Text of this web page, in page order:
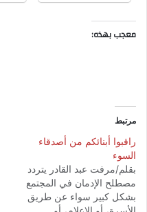
معجب بهذه:
مرتبط
راقبوا أبنائكم من أصدقاء
السوء
بقلم/مرفت عبد القادر يتردد
مصطلح الإدمان في المجتمع
بشكل كبير سواء عن طريق